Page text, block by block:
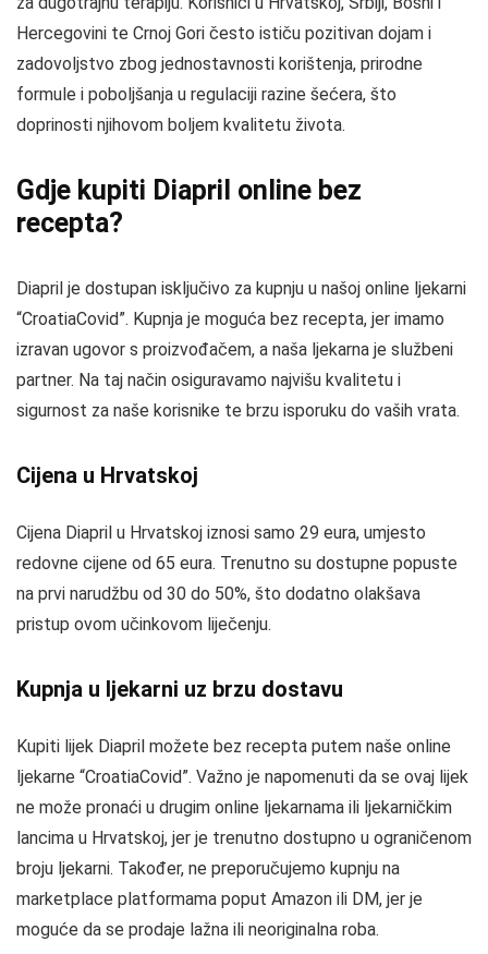
Hercegovini te Crnoj Gori često ističu pozitivan dojam i
zadovoljstvo zbog jednostavnosti korištenja, prirodne
formule i poboljšanja u regulaciji razine šećera, što
doprinosti njihovom boljem kvalitetu života.
Gdje kupiti Diapril online bez
recepta?
Diapril je dostupan isključivo za kupnju u našoj online ljekarni
“CroatiaCovid”. Kupnja je moguća bez recepta, jer imamo
izravan ugovor s proizvođačem, a naša ljekarna je službeni
partner. Na taj način osiguravamo najvišu kvalitetu i
sigurnost za naše korisnike te brzu isporuku do vaših vrata.
Cijena u Hrvatskoj
Cijena Diapril u Hrvatskoj iznosi samo 29 eura, umjesto
redovne cijene od 65 eura. Trenutno su dostupne popuste
na prvi narudžbu od 30 do 50%, što dodatno olakšava
pristup ovom učinkovom liječenju.
Kupnja u ljekarni uz brzu dostavu
Kupiti lijek Diapril možete bez recepta putem naše online
ljekarne “CroatiaCovid”. Važno je napomenuti da se ovaj lijek
ne može pronaći u drugim online ljekarnama ili ljekarničkim
lancima u Hrvatskoj, jer je trenutno dostupno u ograničenom
broju ljekarni. Također, ne preporučujemo kupnju na
marketplace platformama poput Amazon ili DM, jer je
moguće da se prodaje lažna ili neoriginalna robа.